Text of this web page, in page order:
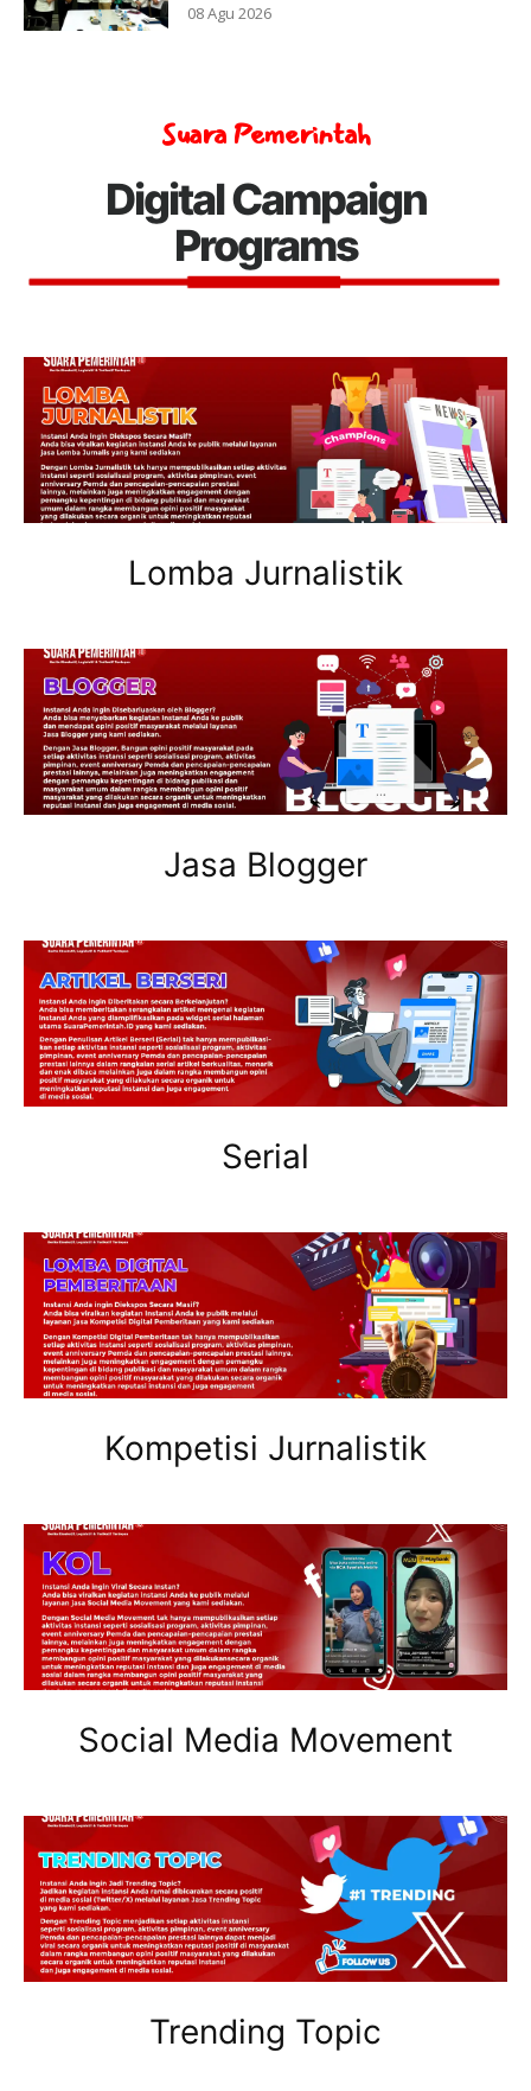
08 Agu 2026
Suara Pemerintah
Digital Campaign
Programs
Lomba Jurnalistik
Jasa Blogger
Serial
Kompetisi Jurnalistik
Social Media Movement
Trending Topic